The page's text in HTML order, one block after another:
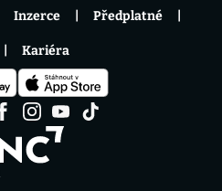
Inzerce Předplatné
Kariéra